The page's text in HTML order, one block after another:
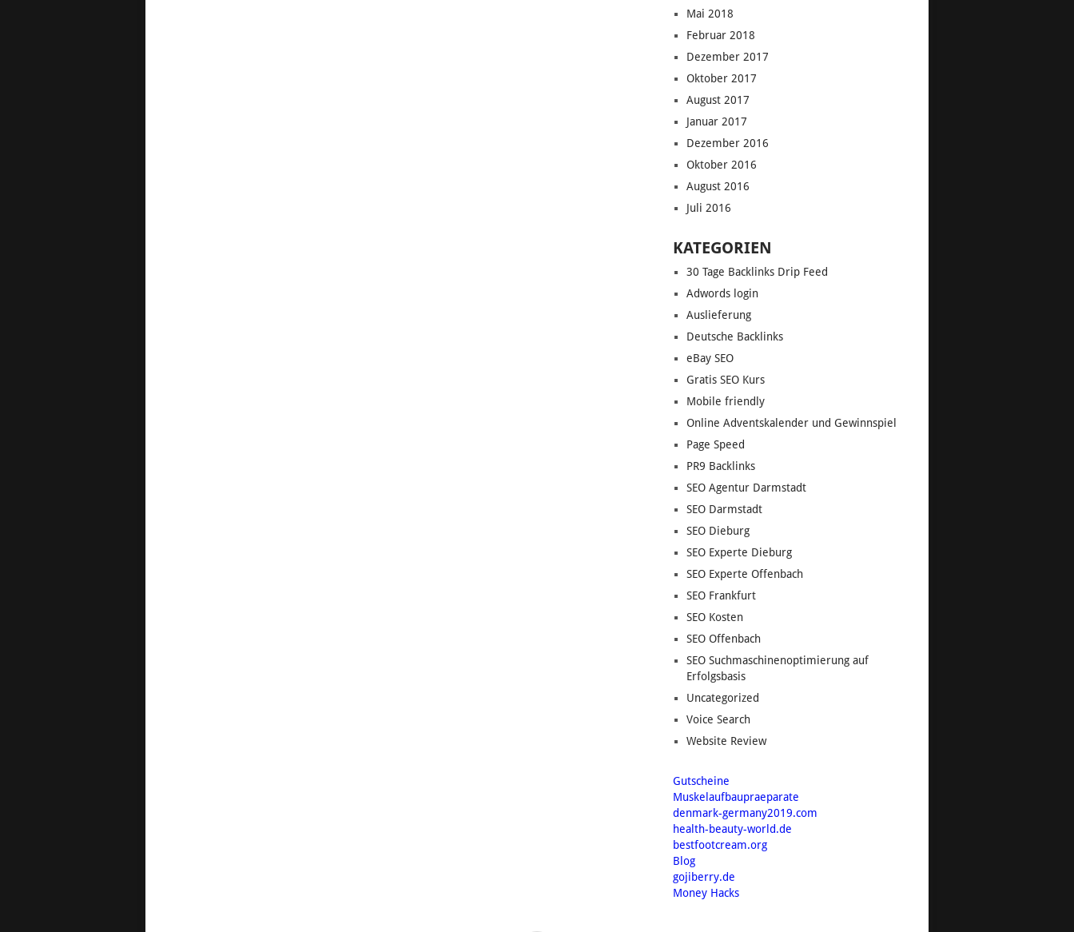
Mai 2018
Februar 2018
Dezember 2017
Oktober 2017
August 2017
Januar 2017
Dezember 2016
Oktober 2016
August 2016
Juli 2016
KATEGORIEN
30 Tage Backlinks Drip Feed
Adwords login
Auslieferung
Deutsche Backlinks
eBay SEO
Gratis SEO Kurs
Mobile friendly
Online Adventskalender und Gewinnspiel
Page Speed
PR9 Backlinks
SEO Agentur Darmstadt
SEO Darmstadt
SEO Dieburg
SEO Experte Dieburg
SEO Experte Offenbach
SEO Frankfurt
SEO Kosten
SEO Offenbach
SEO Suchmaschinenoptimierung auf
Erfolgsbasis
Uncategorized
Voice Search
Website Review
Gutscheine
Muskelaufbaupraeparate
denmark-germany2019.com
health-beauty-world.de
bestfootcream.org
Blog
gojiberry.de
Money Hacks